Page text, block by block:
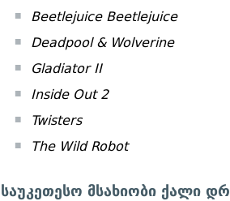
Beetlejuice Beetlejuice
Deadpool & Wolverine
Gladiator II
Inside Out 2
Twisters
The Wild Robot
საუკეთესო მსახიობი ქალი